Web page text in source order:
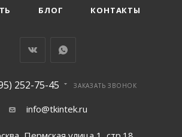
БЛОГ КОНТАКТЫ
252-75-45 ЗАКАЗАТЬ ЗВОНОК
info@tkintek.ru